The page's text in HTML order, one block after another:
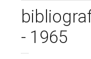
- 1965